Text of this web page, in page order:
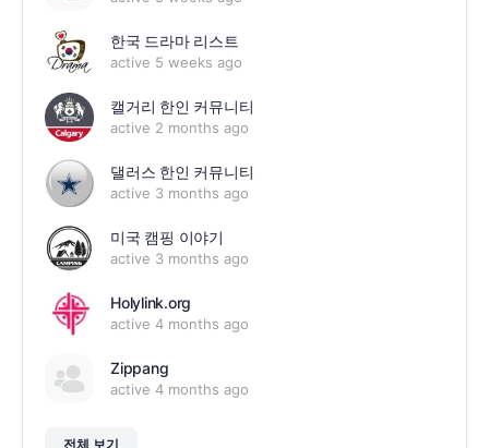
한국 드라마 리스트
active 5 weeks ago
캘거리 한인 커뮤니티
active 2 months ago
댈러스 한인 커뮤니티
active 3 months ago
미국 캠핑 이야기
active 3 months ago
Holylink.org
active 4 months ago
Zippang
active 4 months ago
전체 보기